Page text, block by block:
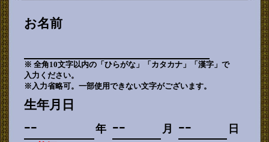
お名前
※ 全角10文字以内の「ひらがな」「カタカナ」「漢字」で
入力ください。
※入力省略可。一部使用できない文字がございます。
生年月日
年 月
日